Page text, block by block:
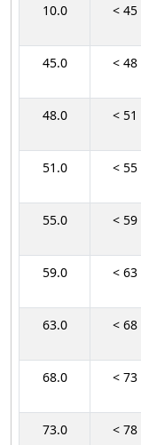
10.0 < 45
45.0 < 48
48.0 < 51
51.0 < 55
55.0 < 59
59.0 < 63
63.0 < 68
68.0 < 73
73.0 < 78